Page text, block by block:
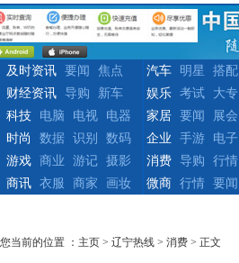
及时资讯 要闻
焦点
财经资讯
导购 新车
汽车 明星 搭配
娱乐
考试 大专
科技
电脑 电视
电器
时尚
数据 识别 数码
家居 要闻 展会
企业
手游 电子
游戏
商业 游记
摄影
商讯
衣服 商家 画妆
消费 导购 行情
微商
行情 要闻
您当前的位置 ： 主页 > 辽宁热线 > 消费 > 正文